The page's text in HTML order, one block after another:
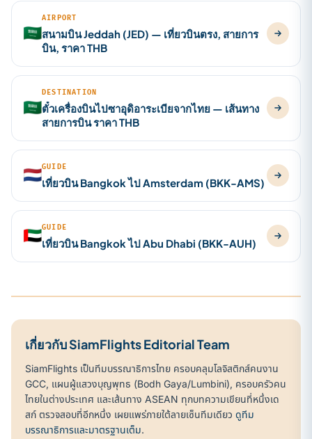
🇸🇦
AIRPORT
สนามบิน Jeddah (JED) — เที่ยวบินตรง, สายการ
บิน, ราคา THB
🇸🇦
DESTINATION
ตั๋วเครื่องบินไปซาอุดิอาระเบียจากไทย — เส้นทาง
สายการบิน ราคา THB
🇳🇱GUIDE
เที่ยวบิน Bangkok ไป Amsterdam (BKK-AMS)
🇦🇪GUIDE
เที่ยวบิน Bangkok ไป Abu Dhabi (BKK-AUH)
เกี่ยวกับ SiamFlights Editorial Team
SiamFlights เป็นทีมบรรณาธิการไทย ครอบคลุมโลจิสติกส์คนงาน
GCC, แผนผู้แสวงบุญพุทธ (Bodh Gaya/Lumbini), ครอบครัวคน
ไทยในต่างประเทศ และเส้นทาง ASEAN ทุกบทความเขียนที่หนึ่งเด
สก์ ตรวจสอบที่อีกหนึ่ง เผยแพร่ภายใต้ลายเซ็นทีมเดียว ดูทีม
บรรณาธิการและมาตรฐานเต็ม.